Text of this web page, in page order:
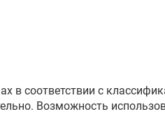
соответствии с
Возможность